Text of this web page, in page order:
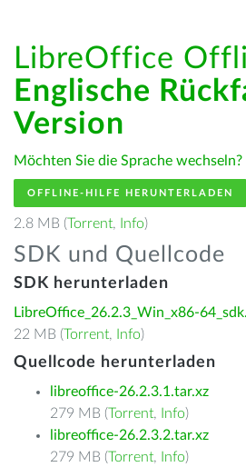
LibreOffice
Englische
Version
Möchten Sie die Sprache wechseln?
OFFLINE-HILFE HERUNTERLADEN
2.8 MB (Torrent, Info)
SDK und Quellcode
SDK herunterladen
LibreOffice_26.2.3_Win_x86-
22 MB (Torrent, Info)
Quellcode herunterladen
libreoffice-26.2.3.1.tar.xz
279 MB (Torrent, Info)
libreoffice-26.2.3.2.tar.xz
279 MB (Torrent, Info)